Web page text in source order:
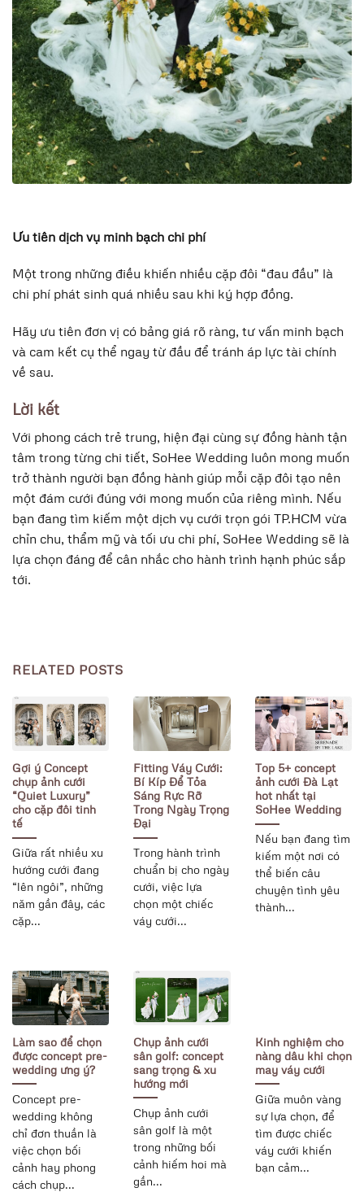
Ưu tiên dịch vụ minh bạch chi phí
Một trong những điều khiến nhiều cặp đôi “đau đầu” là
chi phí phát sinh quá nhiều sau khi ký hợp đồng.
Hãy ưu tiên đơn vị có bảng giá rõ ràng, tư vấn minh bạch
và cam kết cụ thể ngay từ đầu để tránh áp lực tài chính
về sau.
Lời kết
Với phong cách trẻ trung, hiện đại cùng sự đồng hành tận
tâm trong từng chi tiết, SoHee Wedding luôn mong muốn
trở thành người bạn đồng hành giúp mỗi cặp đôi tạo nên
một đám cưới đúng với mong muốn của riêng mình. Nếu
bạn đang tìm kiếm một dịch vụ cưới trọn gói TP.HCM vừa
chỉn chu, thẩm mỹ và tối ưu chi phí, SoHee Wedding sẽ là
lựa chọn đáng để cân nhắc cho hành trình hạnh phúc sắp
tới.
RELATED POSTS
Gợi ý Concept
chụp ảnh cưới
“Quiet Luxury”
cho cặp đôi tinh
tế
Giữa rất nhiều xu
hướng cưới đang
“lên ngôi”, những
năm gần đây, các
cặp...
Fitting Váy Cưới:
Bí Kíp Để Tỏa
Sáng Rực Rỡ
Trong Ngày Trọng
Đại
Trong hành trình
chuẩn bị cho ngày
cưới, việc lựa
chọn một chiếc
váy cưới...
Top 5+ concept
ảnh cưới Đà Lạt
hot nhất tại
SoHee Wedding
Nếu bạn đang tìm
kiếm một nơi có
thể biến câu
chuyện tình yêu
thành...
Làm sao để chọn
được concept pre-
wedding ưng ý?
Concept pre-
wedding không
chỉ đơn thuần là
việc chọn bối
cảnh hay phong
cách chụp...
Chụp ảnh cưới
sân golf: concept
sang trọng & xu
hướng mới
Chụp ảnh cưới
sân golf là một
trong những bối
cảnh hiếm hoi mà
gần...
Kinh nghiệm cho
nàng dâu khi chọn
may váy cưới
Giữa muôn vàng
sự lựa chọn, để
tìm được chiếc
váy cưới khiến
bạn cảm...